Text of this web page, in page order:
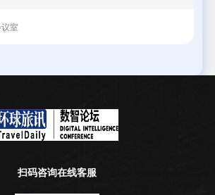
室
扫码咨询在线客服